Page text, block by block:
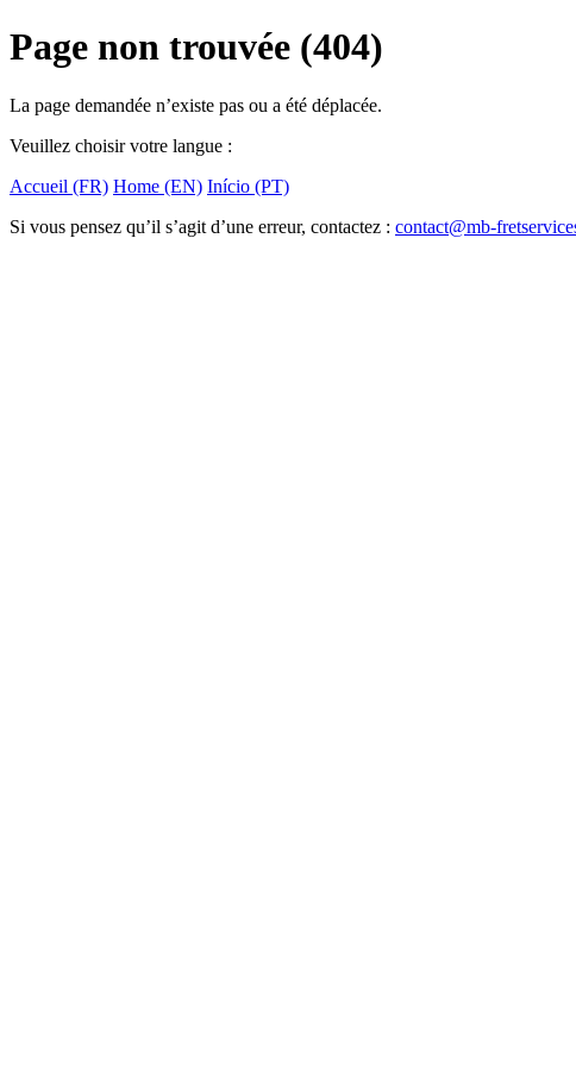
Page non trouvée (404)
La page demandée n’existe pas ou a été déplacée.
Veuillez choisir votre langue :
Accueil (FR) Home (EN) Início (PT)
Si vous pensez qu’il s’agit d’une erreur, contactez : contact@mb-